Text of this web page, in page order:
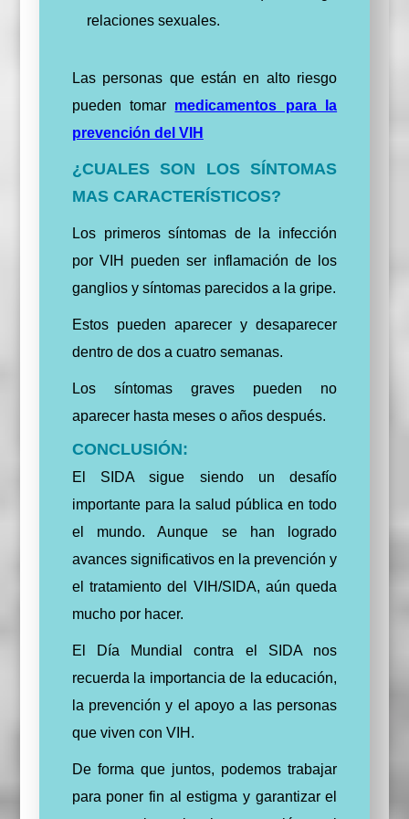
relaciones sexuales.
Las personas que están en alto riesgo
pueden tomar medicamentos para la
prevención del VIH
¿CUALES SON LOS SÍNTOMAS
MAS CARACTERÍSTICOS?
Los primeros síntomas de la infección
por VIH pueden ser inflamación de los
ganglios y síntomas parecidos a la gripe.
Estos pueden aparecer y desaparecer
dentro de dos a cuatro semanas.
Los síntomas graves pueden no
aparecer hasta meses o años después.
CONCLUSIÓN:
El SIDA sigue siendo un desafío
importante para la salud pública en todo
el mundo. Aunque se han logrado
avances significativos en la prevención y
el tratamiento del VIH/SIDA, aún queda
mucho por hacer.
El Día Mundial contra el SIDA nos
recuerda la importancia de la educación,
la prevención y el apoyo a las personas
que viven con VIH.
De forma que juntos, podemos trabajar
para poner fin al estigma y garantizar el